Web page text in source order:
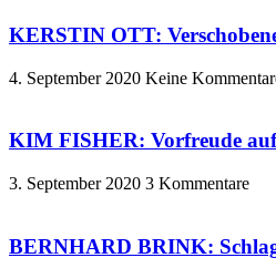
KERSTIN OTT:
4. September 2020 Keine
KIM FISHER: Vorfreude auf
3. September 2020 3 Kommentare
BERNHARD BRINK: